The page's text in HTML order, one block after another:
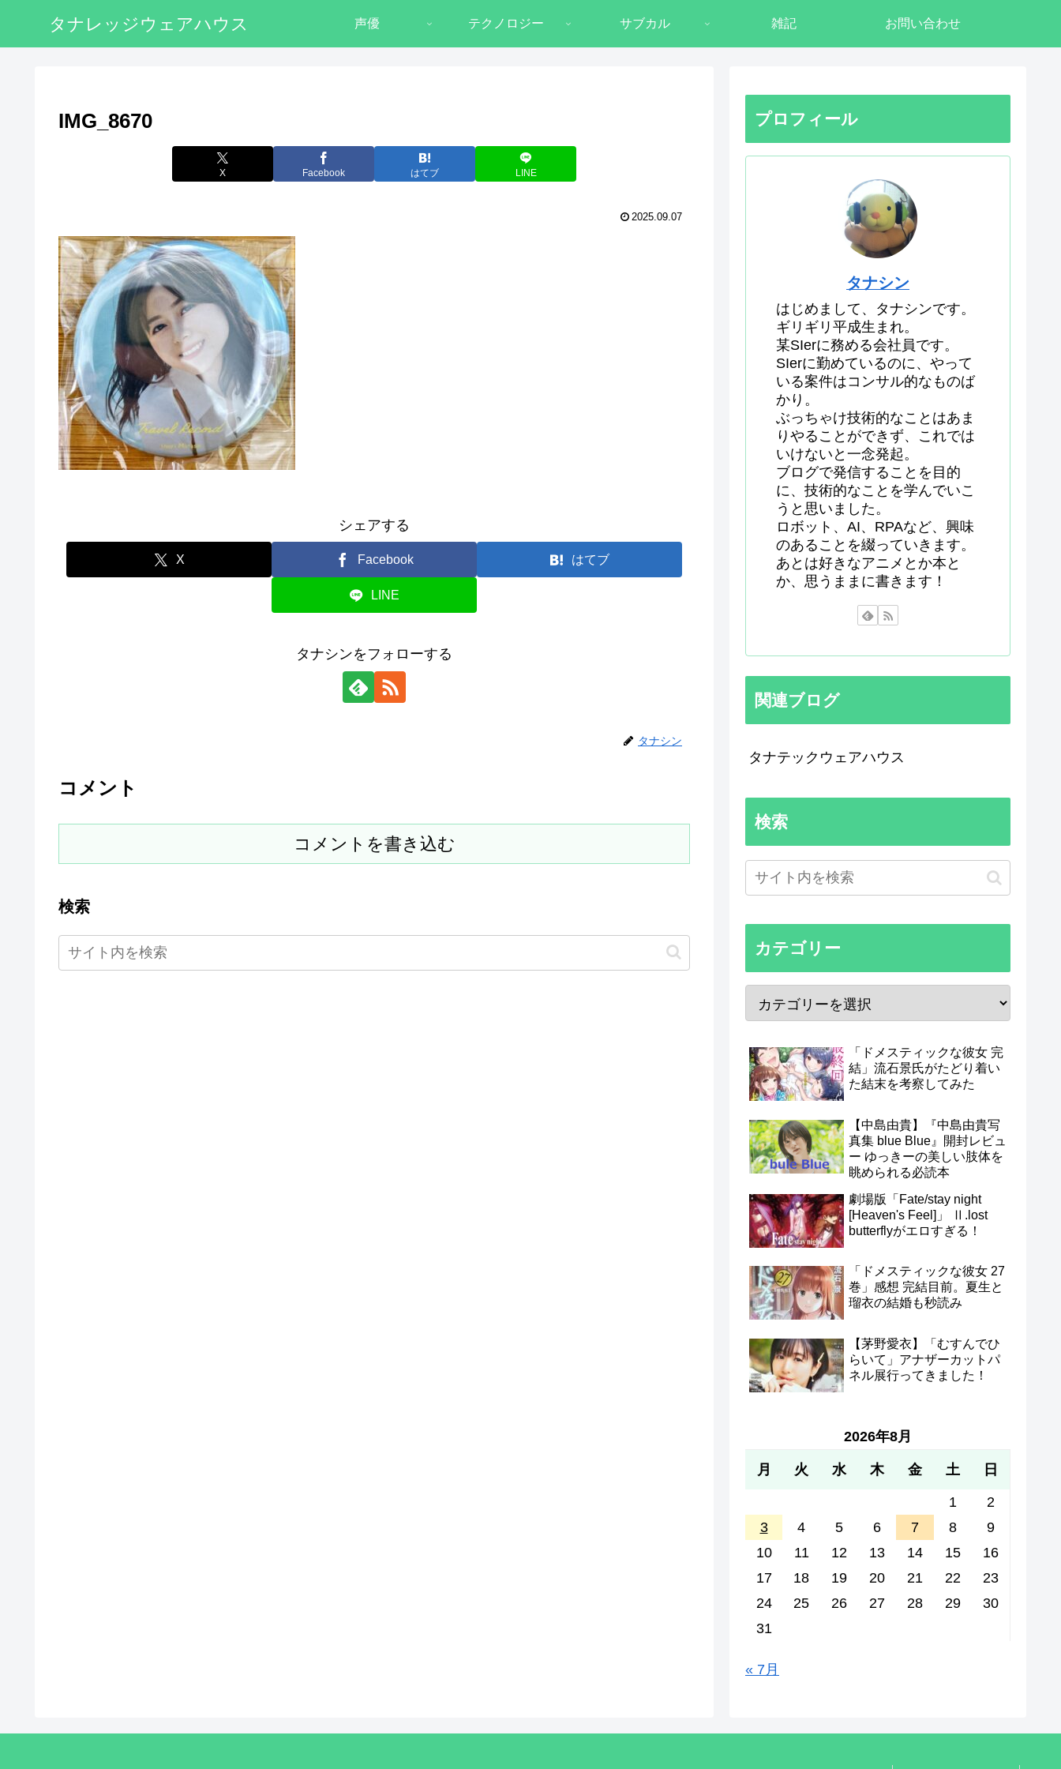
タナレッジウェアハウス 声優 テクノロジー サブカル 雑記 お問い合わせ
IMG_8670
X Facebook はてブ LINE
2025.09.07
シェアする
X Facebook はてブ
LINE
タナシンをフォローする
タナシン
コメント
コメントを書き込む
検索
プロフィール
タナシン
はじめまして、タナシンです。
ギリギリ平成生まれ。
某SIerに務める会社員です。
SIerに勤めているのに、やって
いる案件はコンサル的なものば
かり。
ぶっちゃけ技術的なことはあま
りやることができず、これでは
いけないと一念発起。
ブログで発信することを目的
に、技術的なことを学んでいこ
うと思いました。
ロボット、AI、RPAなど、興味
のあることを綴っていきます。
あとは好きなアニメとか本と
か、思うままに書きます！
関連ブログ
タナテックウェアハウス
検索
カテゴリー
「ドメスティックな彼女 完
結」流石景氏がたどり着い
た結末を考察してみた
【中島由貴】『中島由貴写
真集 blue Blue』開封レビュ
ー ゆっきーの美しい肢体を
眺められる必読本
劇場版「Fate/stay night
[Heaven's Feel]」 Ⅱ.lost
butterflyがエロすぎる！
「ドメスティックな彼女 27
巻」感想 完結目前。夏生と
瑠衣の結婚も秒読み
【茅野愛衣】「むすんでひ
らいて」アナザーカットパ
ネル展行ってきました！
2026年8月
月 火 水 木 金 土 日
1
2
3
4 5 6 7 8
9
10
11 12 13 14 15
16
17
18 19 20 21 22
23
24
25 26 27 28 29
30
31
« 7月